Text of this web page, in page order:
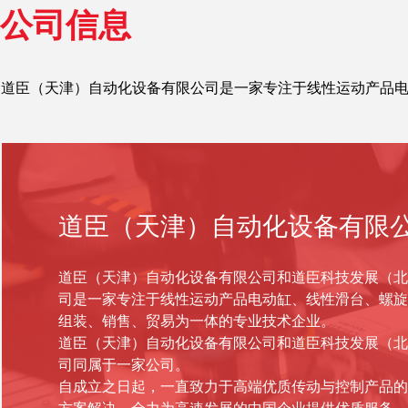
公司信息
道臣（天津）自动化设备有限公司是一家专注于线性运动产品
道臣（天津）自动化设备有限
道臣（天津）自动化设备有限公司和道臣科技发展（
司是一家专注于线性运动产品电动缸、线性滑台、螺
组装、销售、贸易为一体的专业技术企业。
道臣（天津）自动化设备有限公司和道臣科技发展（
司同属于一家公司。
自成立之日起，一直致力于高端优质传动与控制产品